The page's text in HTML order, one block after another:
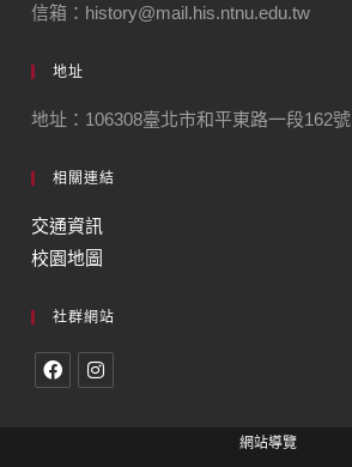
信箱：history@mail.his.ntnu.edu.tw
地址
地址：106308臺北市和平東路一段162號
相關連結
交通資訊
校園地圖
社群網站
網站導覽